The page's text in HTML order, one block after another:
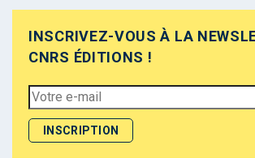
INSCRIVEZ-VOUS À LA
CNRS ÉDITIONS !